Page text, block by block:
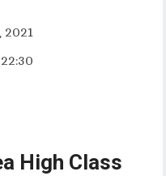
2021
High Class